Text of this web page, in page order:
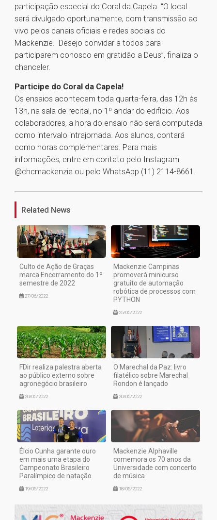
participação especial do Coral da Capela. “O local
será divulgado oportunamente, com transmissão ao
vivo pelos canais oficiais e redes sociais do
Mackenzie. Desejo convidar a todos para
participarem conosco em gratidão a Deus”, finaliza o
chanceler.
Participe do Coral da Capela!
Os ensaios acontecem toda quarta-feira, das 12h às
13h, na sala de recital, no 1º andar do edifício. Aos
colaboradores, a hora do ensaio não será computada
como intervalo intrajornada. Aos alunos, contará
como horas complementares. Para mais
informações, entre em contato pelo Instagram
@chcmackenzie ou pelo WhatsApp (11) 2114-8661.
1
Related News
Culto de Ação de Graças
marca Encerramento do 1º
semestre de 2022
27/06/2022
Mackenzie Campinas
promoverá minicurso
gratuito de automação
robótica de processos com
PYTHON
25/05/2022
FDir realiza palestra aberta
ao público externo sobre
agronegócio brasileiro
20/05/2022
O Marechal da Paz: livro
filatélico sobre Marechal
Rondon é lançado
20/05/2022
Élcio Cunha garante ouro
em mais uma etapa do
Campeonato Brasileiro
Paralímpico de natação
19/05/2022
Mackenzie Alphaville
comemora os 70 anos da
Universidade com concerto
de música
18/05/2022